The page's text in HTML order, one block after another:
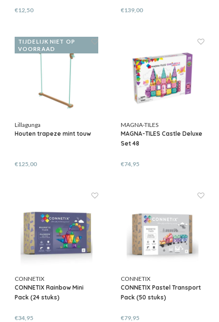
€12,50 €139,00
TIJDELIJK NIET OP
VOORRAAD
Lillagunga
Houten trapeze mint touw
€125,00
MAGNA-TILES
MAGNA-TILES Castle Deluxe
Set 48
€74,95
CONNETIX
CONNETIX Rainbow Mini
Pack (24 stuks)
€34,95
CONNETIX
CONNETIX Pastel Transport
Pack (50 stuks)
€79,95